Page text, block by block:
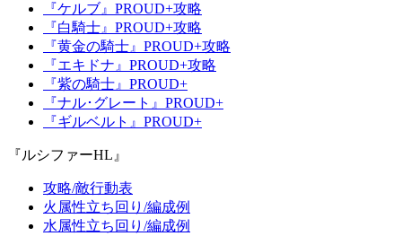
『ケルブ』PROUD+攻略
『白騎士』PROUD+攻略
『黄金の騎士』PROUD+攻略
『エキドナ』PROUD+攻略
『紫の騎士』PROUD+
『ナル･グレート』PROUD+
『ギルベルト』PROUD+
『ルシファーHL』
攻略/敵行動表
火属性立ち回り/編成例
水属性立ち回り/編成例